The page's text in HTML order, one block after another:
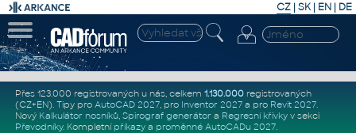
CZ | SK| EN | DE
Přes 123.000 registrovaných u nás, celkem 1.130.000registrovaných
(CZ+EN). Tipy pro AutoCAD 2027, pro Inventor 2027a pro Revit 2027.
Nový Kalkulátor nosníků, Spirograf generátor a Regresní křivkyv sekci
Převodníky. Kompletní příkazya proměnné AutoCADu 2027.